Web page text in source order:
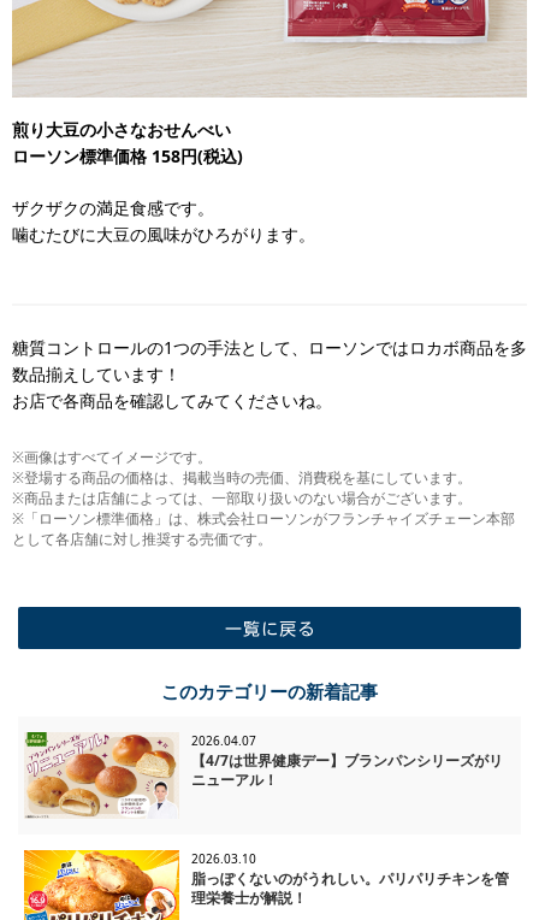
煎り大豆の小さなおせんべい
ローソン標準価格 158円(税込)
ザクザクの満足食感です。
噛むたびに大豆の風味がひろがります。
糖質コントロールの1つの手法として、ローソンではロカボ商品を多
数品揃えしています！
お店で各商品を確認してみてくださいね。
※画像はすべてイメージです。
※登場する商品の価格は、掲載当時の売価、消費税を基にしています。
※商品または店舗によっては、一部取り扱いのない場合がございます。
※「ローソン標準価格」は、株式会社ローソンがフランチャイズチェーン本部
として各店舗に対し推奨する売価です。
このカテゴリーの新着記事
2026.04.07
【4/7は世界健康デー】ブランパンシリーズがリ
ニューアル！
2026.03.10
脂っぽくないのがうれしい。パリパリチキンを管
理栄養士が解説！